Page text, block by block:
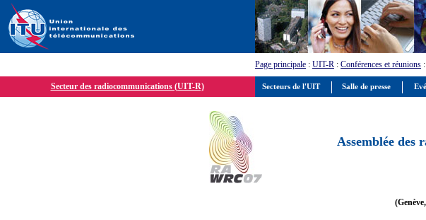
Page principale : UIT-R : Conférences et réunions :
Secteur des radiocommunications (UIT-R)
Assemblée des
Secteurs de l'UIT Salle de presse